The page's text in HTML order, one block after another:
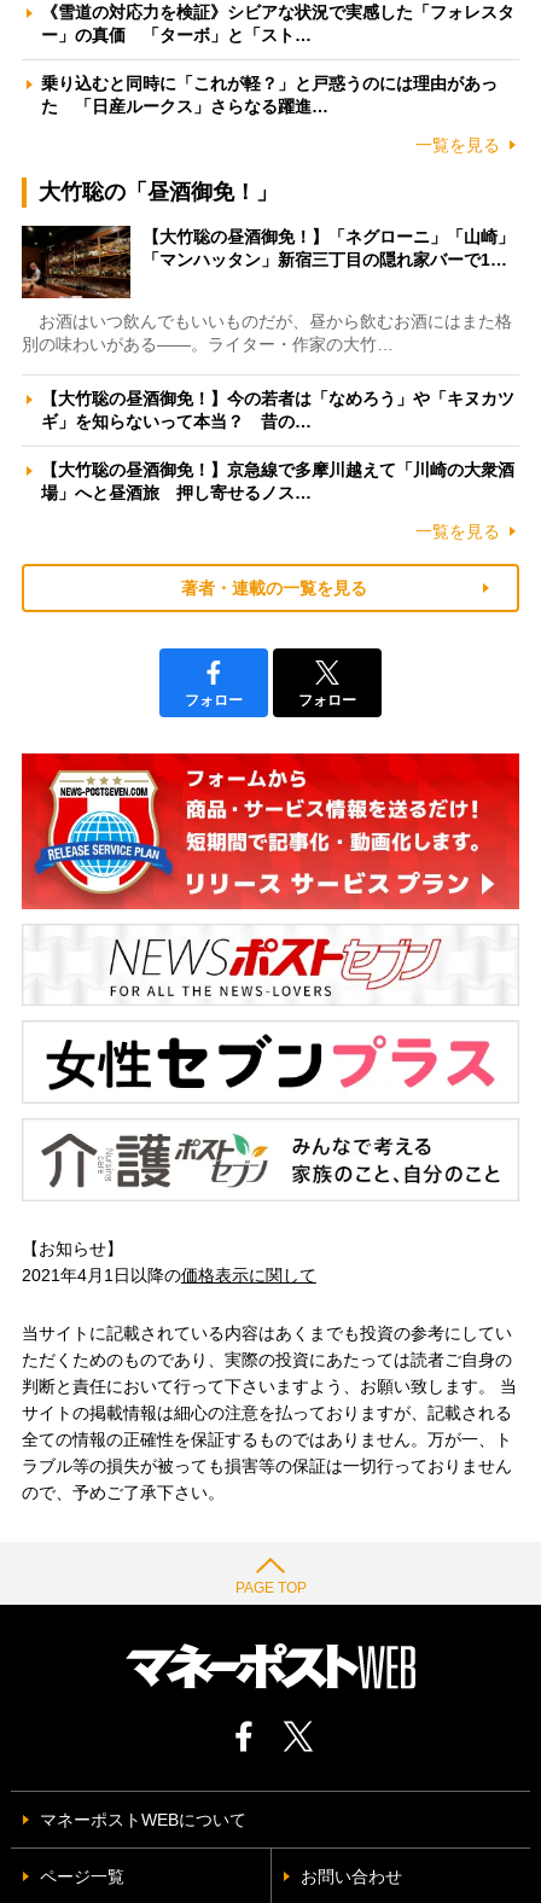
《雪道の対応力を検証》シビアな状況で実感した「フォレスタ
ー」の真価 「ターボ」と「スト…
乗り込むと同時に「これが軽？」と戸惑うのには理由があっ
た 「日産ルークス」さらなる躍進…
一覧を見る
大竹聡の「昼酒御免！」
【大竹聡の昼酒御免！】「ネグローニ」「山崎」
「マンハッタン」新宿三丁目の隠れ家バーで1…
お酒はいつ飲んでもいいものだが、昼から飲むお酒にはまた格
別の味わいがある――。ライター・作家の大竹…
【大竹聡の昼酒御免！】今の若者は「なめろう」や「キヌカツ
ギ」を知らないって本当？ 昔の…
【大竹聡の昼酒御免！】京急線で多摩川越えて「川崎の大衆酒
場」へと昼酒旅 押し寄せるノス…
一覧を見る
著者・連載の一覧を見る
フォロー フォロー
【お知らせ】
2021年4月1日以降の価格表示に関して
当サイトに記載されている内容はあくまでも投資の参考にしてい
ただくためのものであり、実際の投資にあたっては読者ご自身の
判断と責任において行って下さいますよう、お願い致します。 当
サイトの掲載情報は細心の注意を払っておりますが、記載される
全ての情報の正確性を保証するものではありません。万が一、ト
ラブル等の損失が被っても損害等の保証は一切行っておりません
ので、予めご了承下さい。
PAGE TOP
マネーポストWEBについて
ページ一覧 お問い合わせ